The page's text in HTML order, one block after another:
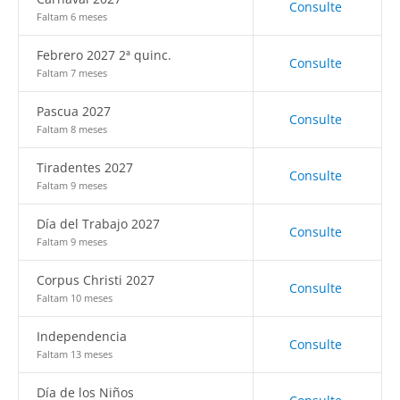
Faltam 6 meses
Consulte
Febrero 2027 2ª quinc.
Faltam 7 meses
Consulte
Pascua 2027
Faltam 8 meses
Consulte
Tiradentes 2027
Faltam 9 meses
Consulte
Día del Trabajo 2027
Faltam 9 meses
Consulte
Corpus Christi 2027
Faltam 10 meses
Consulte
Independencia
Faltam 13 meses
Consulte
Día de los Niños